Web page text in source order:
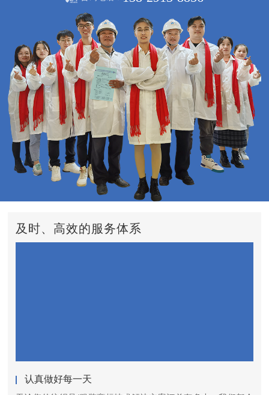
及时、高效的服务体系
认真做好每一天